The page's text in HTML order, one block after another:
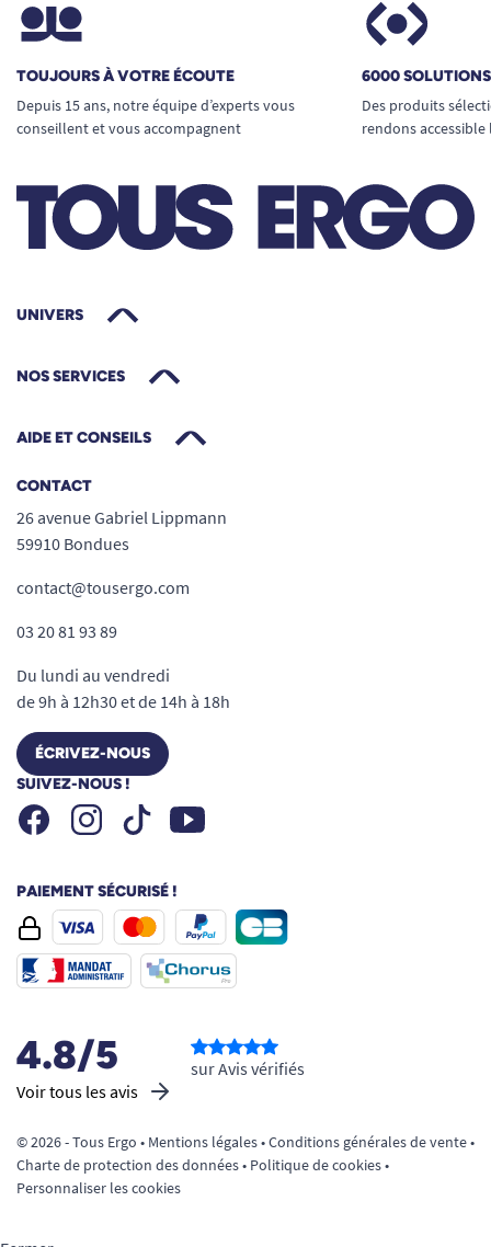
TOUJOURS À VOTRE ÉCOUTE
Depuis 15 ans, notre équipe d’experts vous
conseillent et vous accompagnent
6000
Des produits
rendons
UNIVERS
NOS SERVICES
AIDE ET CONSEILS
CONTACT
26 avenue Gabriel Lippmann
59910 Bondues
contact@tousergo.com
03 20 81 93 89
Du lundi au vendredi
de 9h à 12h30 et de 14h à 18h
ÉCRIVEZ-NOUS
SUIVEZ-NOUS !
FacebookInstagramTiktok Youtube
PAIEMENT SÉCURISÉ !
4.8/5
Voir tous les avis
sur Avis vérifiés
© 2026 - Tous Ergo • Mentions légales•Conditions générales de vente•
Charte de protection des données• Politique de cookies•
Personnaliser les cookies